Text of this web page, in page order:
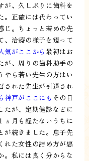
が、久しぶりに歯科を
。正確には代わってい
じ。ちょっと若めの先
、治療の様子を窺って
気がここから最初はお
が、周りの歯科助手の
やら若い先生の方はい
された先生が引退され
神戸がここにも その日
たが、定期健診などに
ヵ月も経たないうちに
が続きました。息子先
れた女性の詰め方が悪
。私には良く分からな